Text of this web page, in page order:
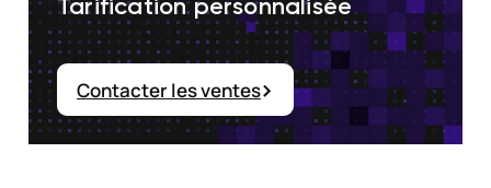
Tarification personnalisée
Contacter les ventes